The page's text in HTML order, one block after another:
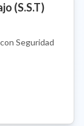
(S.S.T)
Seguridad